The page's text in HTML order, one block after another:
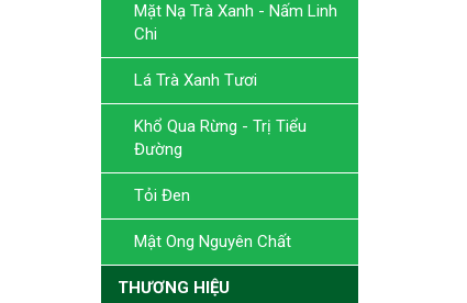
Mặt Nạ Trà Xanh - Nấm Linh
Chi
Lá Trà Xanh Tươi
Khổ Qua Rừng - Trị Tiểu
Đường
Tỏi Đen
Mật Ong Nguyên Chất
THƯƠNG HIỆU